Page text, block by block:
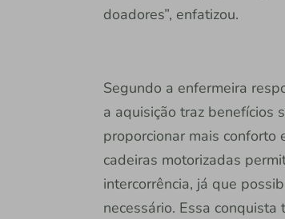
doadores”, enfatizou.
Segundo a enfermeira
a aquisição traz benefícios
proporcionar mais conforto
cadeiras motorizadas
intercorrência, já que
necessário. Essa